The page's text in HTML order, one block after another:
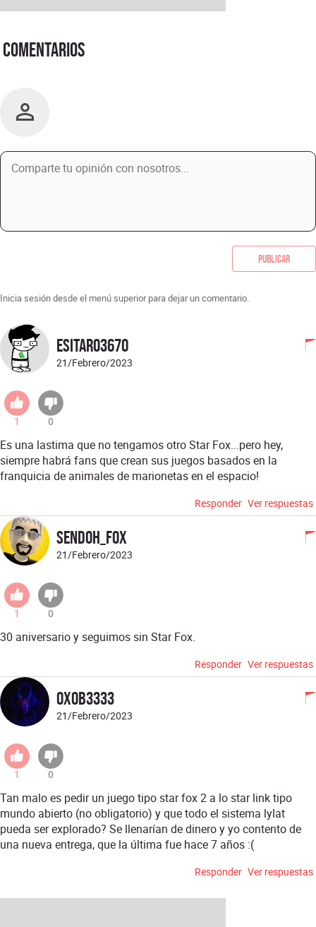
Comentarios
Publicar
Inicia sesión desde el menú superior para dejar un comentario.
Esitaro3670
21/Febrero/2023
1 0
Es una lastima que no tengamos otro Star Fox...pero hey,
siempre habrá fans que crean sus juegos basados en la
franquicia de animales de marionetas en el espacio!
Responder Ver respuestas
Sendoh_Fox
21/Febrero/2023
1 0
30 aniversario y seguimos sin Star Fox.
Responder Ver respuestas
oxob3333
21/Febrero/2023
1 0
Tan malo es pedir un juego tipo star fox 2 a lo star link tipo
mundo abierto (no obligatorio) y que todo el sistema lylat
pueda ser explorado? Se llenarían de dinero y yo contento de
una nueva entrega, que la última fue hace 7 años :(
Responder Ver respuestas